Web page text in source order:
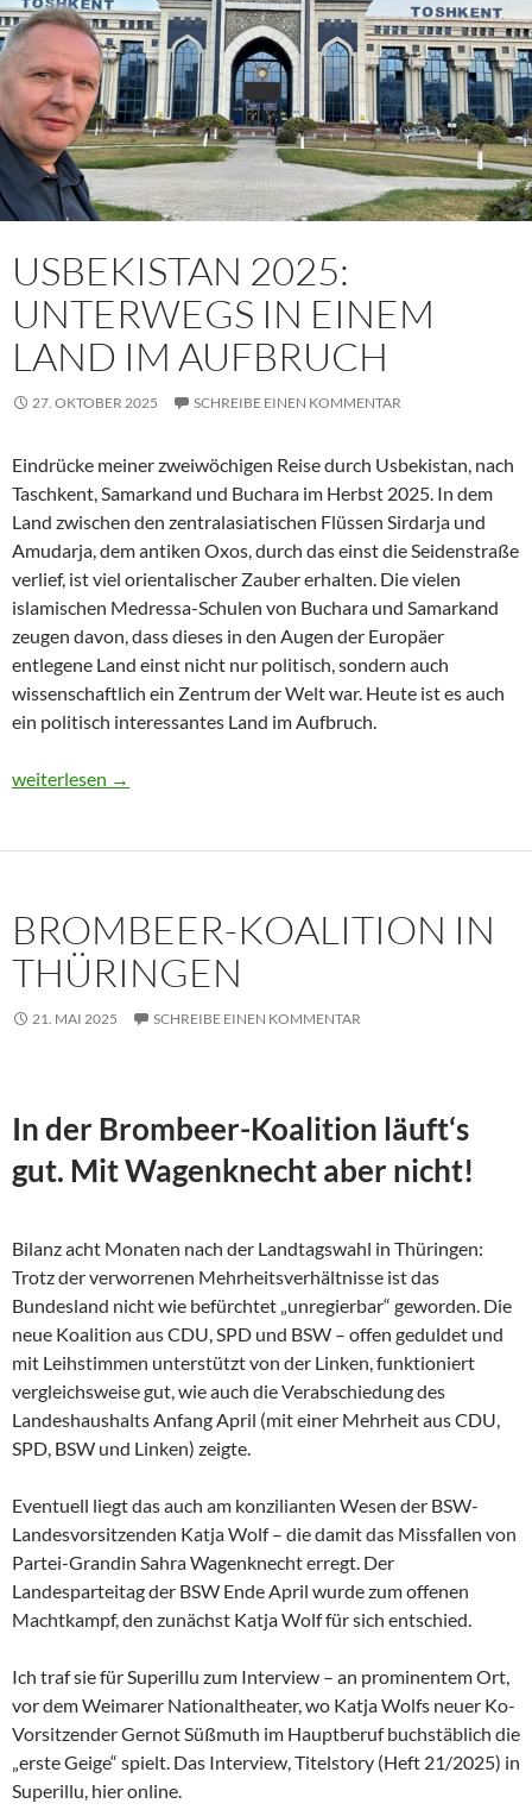
USBEKISTAN 2025:
UNTERWEGS IN EINEM
LAND IM AUFBRUCH
27. OKTOBER 2025 SCHREIBE EINEN KOMMENTAR
Eindrücke meiner zweiwöchigen Reise durch Usbekistan, nach
Taschkent, Samarkand und Buchara im Herbst 2025. In dem
Land zwischen den zentralasiatischen Flüssen Sirdarja und
Amudarja, dem antiken Oxos, durch das einst die Seidenstraße
verlief, ist viel orientalischer Zauber erhalten. Die vielen
islamischen Medressa-Schulen von Buchara und Samarkand
zeugen davon, dass dieses in den Augen der Europäer
entlegene Land einst nicht nur politisch, sondern auch
wissenschaftlich ein Zentrum der Welt war. Heute ist es auch
ein politisch interessantes Land im Aufbruch.
Usbekistan 2025: Unterwegs in einem Land im Aufbruch
weiterlesen →
BROMBEER-KOALITION IN
THÜRINGEN
21. MAI 2025 SCHREIBE EINEN KOMMENTAR
In der Brombeer-Koalition läuft‘s
gut. Mit Wagenknecht aber nicht!
Bilanz acht Monaten nach der Landtagswahl in Thüringen:
Trotz der verworrenen Mehrheitsverhältnisse ist das
Bundesland nicht wie befürchtet „unregierbar“ geworden. Die
neue Koalition aus CDU, SPD und BSW – offen geduldet und
mit Leihstimmen unterstützt von der Linken, funktioniert
vergleichsweise gut, wie auch die Verabschiedung des
Landeshaushalts Anfang April (mit einer Mehrheit aus CDU,
SPD, BSW und Linken) zeigte.
Eventuell liegt das auch am konzilianten Wesen der BSW-
Landesvorsitzenden Katja Wolf – die damit das Missfallen von
Partei-Grandin Sahra Wagenknecht erregt. Der
Landesparteitag der BSW Ende April wurde zum offenen
Machtkampf, den zunächst Katja Wolf für sich entschied.
Ich traf sie für Superillu zum Interview – an prominentem Ort,
vor dem Weimarer Nationaltheater, wo Katja Wolfs neuer Ko-
Vorsitzender Gernot Süßmuth im Hauptberuf buchstäblich die
„erste Geige“ spielt. Das Interview, Titelstory (Heft 21/2025) in
Superillu, hier online.